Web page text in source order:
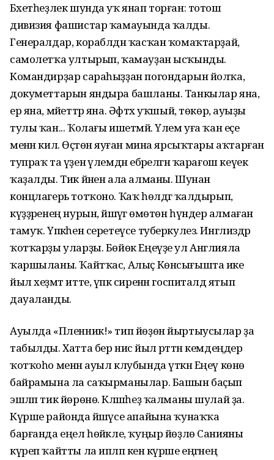
Бәхетһеҙлек шунда уҡ янап торған: тотош
дивизия фашистар ҡамауында ҡалды.
Генералдар, кораблдән ҡасҡан ҡомаҡтарҙай,
самолетҡа ултырып, ҡамауҙан ысҡынды.
Командирҙар сараһыҙҙан погондарын йолҡа,
докуметтарын яндыра башланы. Танкылар яна,
ер яна, мәйеттәр яна. Әфтәх уҡшый, төкөрә, ауыҙы
тулы ҡан... Ҡолағы ишетмәй. Үлем уға ҡан еҫе
менән килә. Өҫтөнә яуған мина ярсыҡтары аҡтарған
тупраҡ та үҙенә үлемдән ебәрелгән ҡарағош кеүек
ҡаҙалды. Тик йәнен ала алманы. Шунан
концлагерь тотҡоно. Ҡаҡ һөлдәгә ҡалдырып,
күҙҙәренең нурын, йәшәүгә өмөтөн һүндерә алмаған
тамуҡ. Үпкәһен серетеүсе туберкулез. Инглиздәр
ҡотҡарҙы уларҙы. Бөйөк Еңеүҙе ул Англияла
ҡаршыланы. Ҡайтҡас, Алыҫ Көнсығышта ике
йыл хеҙмәт итте, үпкә сиренән госпиталдә ятып
дауаланды.
Ауылда «Пленник!» тип йөҙөн йыртыусылар ҙа
табылды. Хатта бер нисә йыл рәттән кемдеңдер
ҡотҡоһо менән ауыл клубында үткән Еңеү көнө
байрамына ла саҡырманылар. Башын баҫып
эшләп тик йөрөнө. Кәләшһеҙ ҡалманы шулай ҙа.
Күрше районда йәшәүсе апайына ҡунаҡҡа
барғанда еңел һөйәкле, ҡуңыр йөҙлө Санияны
күреп ҡайтты ла ипләп кенә күрше еңгәнең